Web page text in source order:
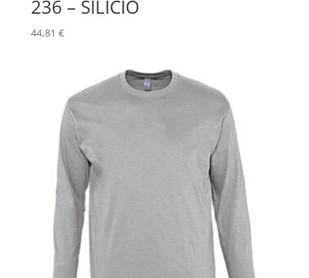
236 – SILICIO
44,81 €